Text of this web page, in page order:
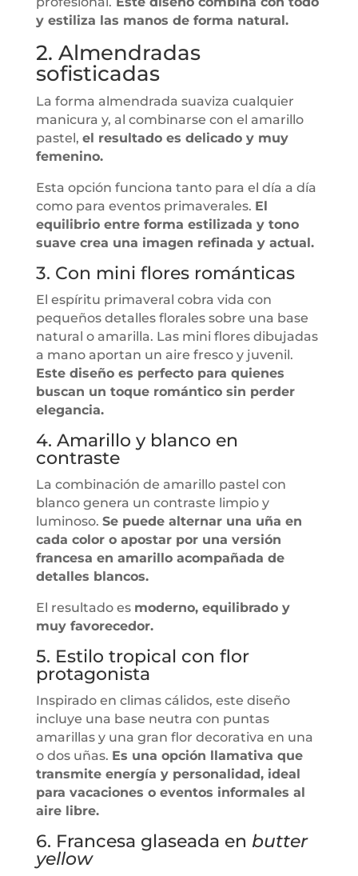
y estiliza las manos de forma natural.
2. Almendradas
sofisticadas
La forma almendrada suaviza cualquier
manicura y, al combinarse con el amarillo
pastel, el resultado es delicado y muy
femenino.
Esta opción funciona tanto para el día a día
como para eventos primaverales. El
equilibrio entre forma estilizada y tono
suave crea una imagen refinada y actual.
3. Con mini flores románticas
El espíritu primaveral cobra vida con
pequeños detalles florales sobre una base
natural o amarilla. Las mini flores dibujadas
a mano aportan un aire fresco y juvenil.
Este diseño es perfecto para quienes
buscan un toque romántico sin perder
elegancia.
4. Amarillo y blanco en
contraste
La combinación de amarillo pastel con
blanco genera un contraste limpio y
luminoso. Se puede alternar una uña en
cada color o apostar por una versión
francesa en amarillo acompañada de
detalles blancos.
El resultado es moderno, equilibrado y
muy favorecedor.
5. Estilo tropical con flor
protagonista
Inspirado en climas cálidos, este diseño
incluye una base neutra con puntas
amarillas y una gran flor decorativa en una
o dos uñas. Es una opción llamativa que
transmite energía y personalidad, ideal
para vacaciones o eventos informales al
aire libre.
6. Francesa glaseada en butter
yellow